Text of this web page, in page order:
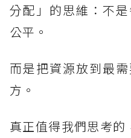
分配」的思維：不
公平。
而是把資源放到最
方。
真正值得我們思考